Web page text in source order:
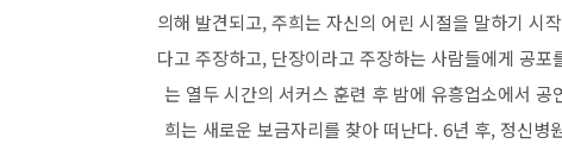
의해 발견되고, 주희는 자신의 어린 시절을 말하기 시
다고 주장하고, 단장이라고 주장하는 사람들에게 공
는 열두 시간의 서커스 훈련 후 밤에 유흥업소에서
희는 새로운 보금자리를 찾아 떠난다. 6년 후, 정신